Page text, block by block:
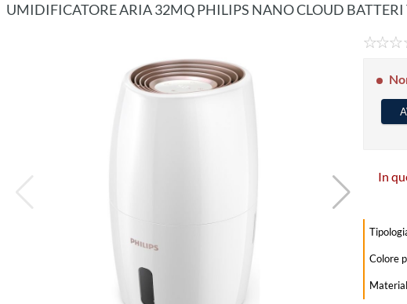
UMIDIFICATORE ARIA 32MQ PHILIPS NANO CLOUD BATTERI
In
Colore